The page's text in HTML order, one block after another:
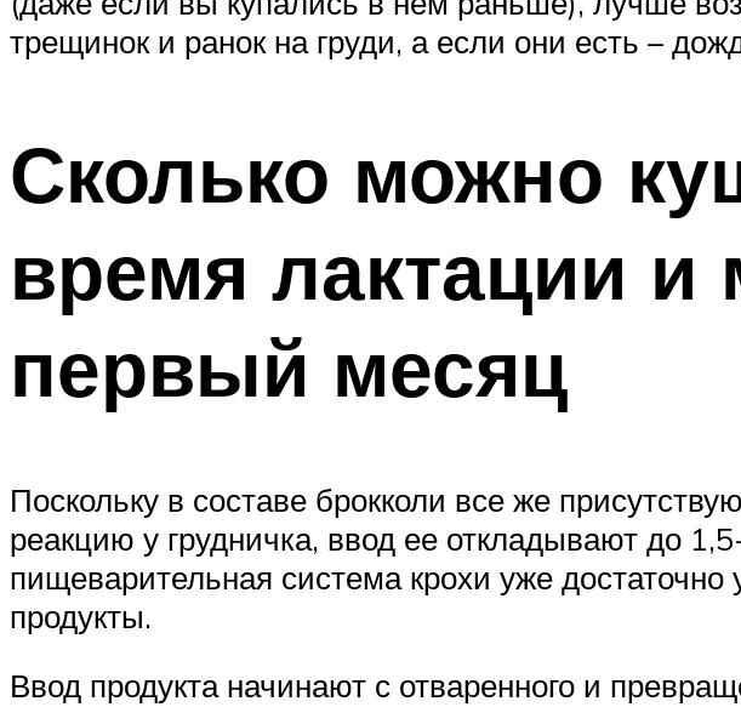
трещинок и ранок на груди, а если они есть –
Сколько можно
время лактации и
первый месяц
Поскольку в составе брокколи все же
реакцию у грудничка, ввод ее откладывают до
пищеварительная система крохи уже
продукты.
Ввод продукта начинают с отваренного и